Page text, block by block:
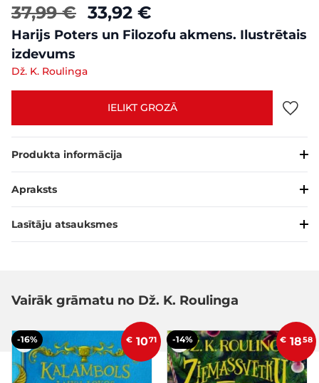
37,99 € 33,92 €
Harijs Poters un Filozofu akmens. Ilustrētais
izdevums
Dž. K. Roulinga
IELIKT GROZĀ
Produkta informācija
Apraksts
Lasītāju atsauksmes
Vairāk grāmatu no Dž. K. Roulinga
-16% € 1071 -14% € 1858